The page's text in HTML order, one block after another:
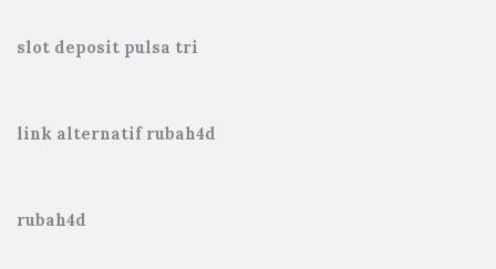
slot deposit pulsa tri
link alternatif rubah4d
rubah4d